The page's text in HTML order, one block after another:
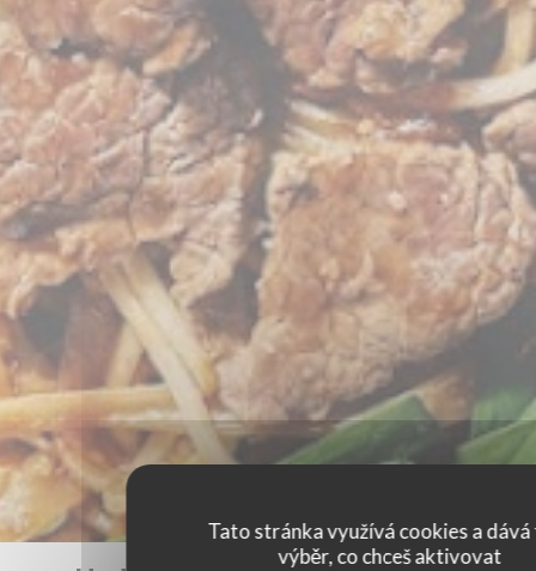
Tato stránka využívá cookies a dává
výběr, co chceš aktivovat